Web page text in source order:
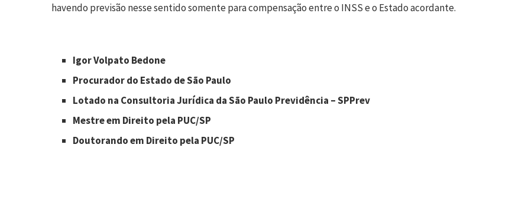
havendo previsão nesse sentido somente para compensação entre o INSS e o Estado acordante.
Igor Volpato Bedone
Procurador do Estado de São Paulo
Lotado na Consultoria Jurídica da São Paulo Previdência – SPPrev
Mestre em Direito pela PUC/SP
Doutorando em Direito pela PUC/SP